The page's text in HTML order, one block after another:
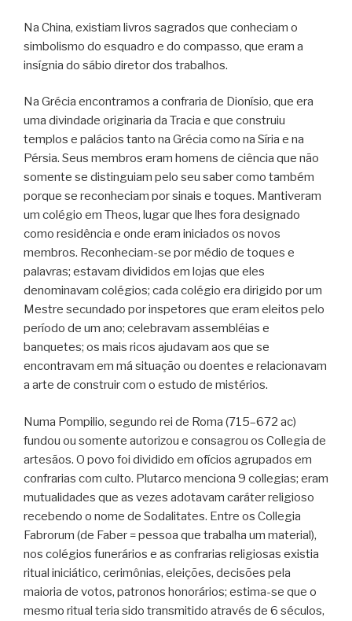
Na China, existiam livros sagrados que conheciam o
simbolismo do esquadro e do compasso, que eram a
insígnia do sábio diretor dos trabalhos.
Na Grécia encontramos a confraria de Dionísio, que era
uma divindade originaria da Tracia e que construiu
templos e palácios tanto na Grécia como na Síria e na
Pérsia. Seus membros eram homens de ciência que não
somente se distinguiam pelo seu saber como também
porque se reconheciam por sinais e toques. Mantiveram
um colégio em Theos, lugar que lhes fora designado
como residência e onde eram iniciados os novos
membros. Reconheciam-se por médio de toques e
palavras; estavam divididos em lojas que eles
denominavam colégios; cada colégio era dirigido por um
Mestre secundado por inspetores que eram eleitos pelo
período de um ano; celebravam assembléias e
banquetes; os mais ricos ajudavam aos que se
encontravam em má situação ou doentes e relacionavam
a arte de construir com o estudo de mistérios.
Numa Pompilio, segundo rei de Roma (715–672 ac)
fundou ou somente autorizou e consagrou os Collegia de
artesãos. O povo foi dividido em ofícios agrupados em
confrarias com culto. Plutarco menciona 9 collegias; eram
mutualidades que as vezes adotavam caráter religioso
recebendo o nome de Sodalitates. Entre os Collegia
Fabrorum (de Faber = pessoa que trabalha um material),
nos colégios funerários e as confrarias religiosas existia
ritual iniciático, cerimônias, eleições, decisões pela
maioria de votos, patronos honorários; estima-se que o
mesmo ritual teria sido transmitido através de 6 séculos,